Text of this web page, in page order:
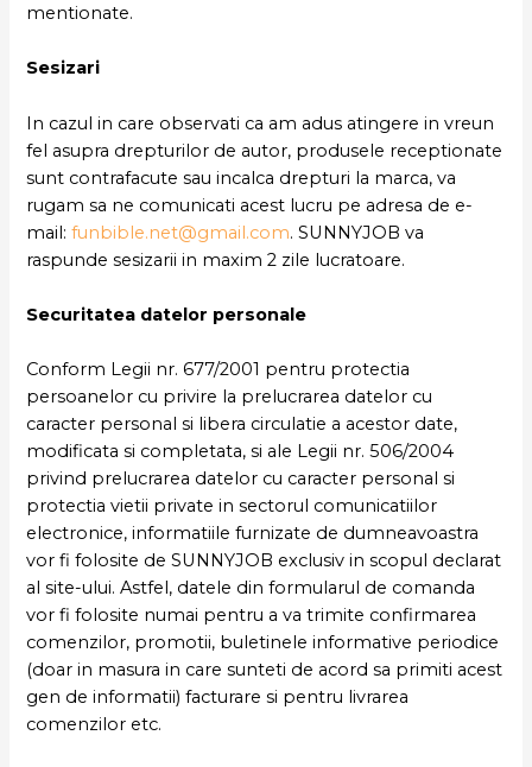
mentionate.
Sesizari
In cazul in care observati ca am adus atingere in vreun
fel asupra drepturilor de autor, produsele receptionate
sunt contrafacute sau incalca drepturi la marca, va
rugam sa ne comunicati acest lucru pe adresa de e-
mail:funbible.net@gmail.com. SUNNYJOB va
raspunde sesizarii in maxim 2 zile lucratoare.
Securitatea datelor personale
Conform Legii nr. 677/2001 pentru protectia
persoanelor cu privire la prelucrarea datelor cu
caracter personal si libera circulatie a acestor date,
modificata si completata, si ale Legii nr. 506/2004
privind prelucrarea datelor cu caracter personal si
protectia vietii private in sectorul comunicatiilor
electronice, informatiile furnizate de dumneavoastra
vor fi folosite de SUNNYJOB exclusiv in scopul declarat
al site-ului. Astfel, datele din formularul de comanda
vor fi folosite numai pentru a va trimite confirmarea
comenzilor, promotii, buletinele informative periodice
(doar in masura in care sunteti de acord sa primiti acest
gen de informatii) facturare si pentru livrarea
comenzilor etc.